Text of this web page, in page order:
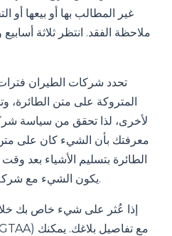
غير المطالب بها أو بيعها أو
ملاحظة الفقد. انتظر ثلاثة
تحدد شركات الطيران فترات
المتروكة على متن الطائرة،
لأخرى، لذا تحقق من سياسة
معرفتك بأن الشيء كان على متن
الطائرة بتسليم الأشياء بعد
يكون الشيء مع شركة الطيران في غضون ساعات.